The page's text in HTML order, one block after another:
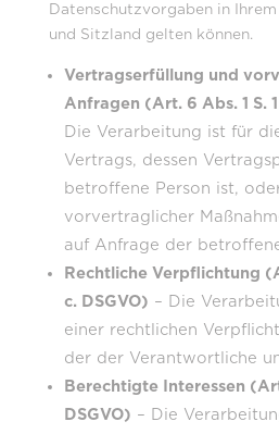
Datenschutzvorgaben in
und Sitzland gelten können.
Vertragserfüllung und
Anfragen (Art. 6 Abs. 1 S.
Die Verarbeitung ist für
Vertrags, dessen
betroffene Person ist,
vorvertraglicher
auf Anfrage der
Rechtliche Verpflichtung
c. DSGVO) – Die
einer rechtlichen
der der Verantwortliche
Berechtigte Interessen
DSGVO) – Die